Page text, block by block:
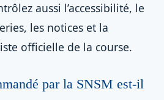
aussi l’accessibilité, le
les notices et la
officielle de la course.
par la SNSM est-il